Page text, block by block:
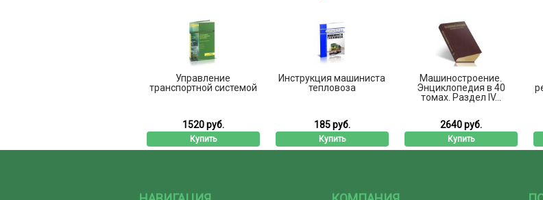
Управление
транспортной системой
1520 руб.
Купить
Инструкция машиниста
тепловоза
185 руб.
Купить
Машиностроение.
Энциклопедия в 40
томах. Раздел IV...
2640 руб.
Купить